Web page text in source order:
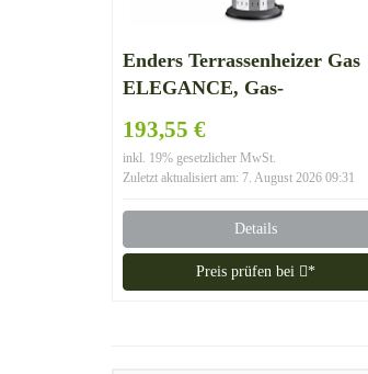
Enders Terrassenheizer Gas
ELEGANCE, Gas-
stufenloser Regulierung, ECO
PLUS Brenner,
Umkippsicherung
193,55 €
inkl. 19% gesetzlicher MwSt.
Zuletzt aktualisiert am: 7. August 2026 09:31
Details
Preis prüfen bei *